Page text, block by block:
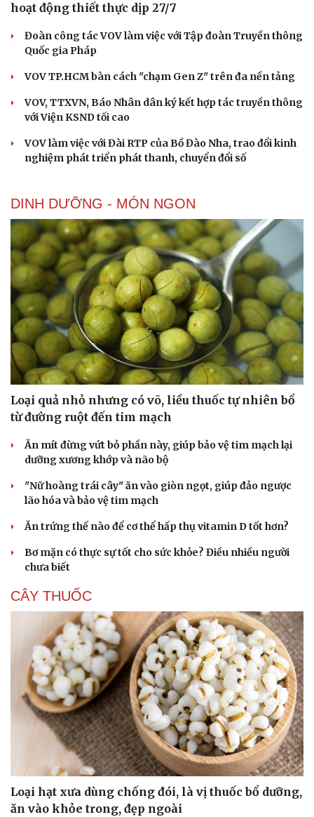
hoạt động thiết thực dịp 27/7
Đoàn công tác VOV làm việc với Tập đoàn Truyền thông
Quốc gia Pháp
VOV TP.HCM bàn cách "chạm Gen Z" trên đa nền tảng
VOV, TTXVN, Báo Nhân dân ký kết hợp tác truyền thông
với Viện KSND tối cao
VOV làm việc với Đài RTP của Bồ Đào Nha, trao đổi kinh
nghiệm phát triển phát thanh, chuyển đổi số
DINH DƯỠNG - MÓN NGON
Loại quả nhỏ nhưng có võ, liều thuốc tự nhiên bổ
từ đường ruột đến tim mạch
Ăn mít đừng vứt bỏ phần này, giúp bảo vệ tim mạch lại
dưỡng xương khớp và não bộ
"Nữ hoàng trái cây" ăn vào giòn ngọt, giúp đảo ngược
lão hóa và bảo vệ tim mạch
Ăn trứng thế nào để cơ thể hấp thụ vitamin D tốt hơn?
Bơ mặn có thực sự tốt cho sức khỏe? Điều nhiều người
chưa biết
CÂY THUỐC
Loại hạt xưa dùng chống đói, là vị thuốc bổ dưỡng,
ăn vào khỏe trong, đẹp ngoài